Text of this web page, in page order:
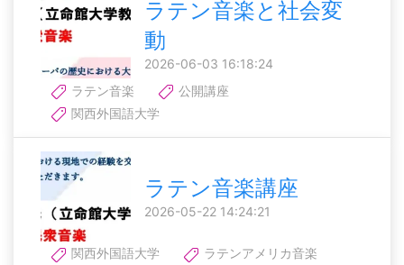
ラテン音楽と社会変
動
2026-06-03 16:18:24
ラテン音楽
公開講座
関西外国語大学
ラテン音楽講座
2026-05-22 14:24:21
関西外国語大学
ラテンアメリカ音楽